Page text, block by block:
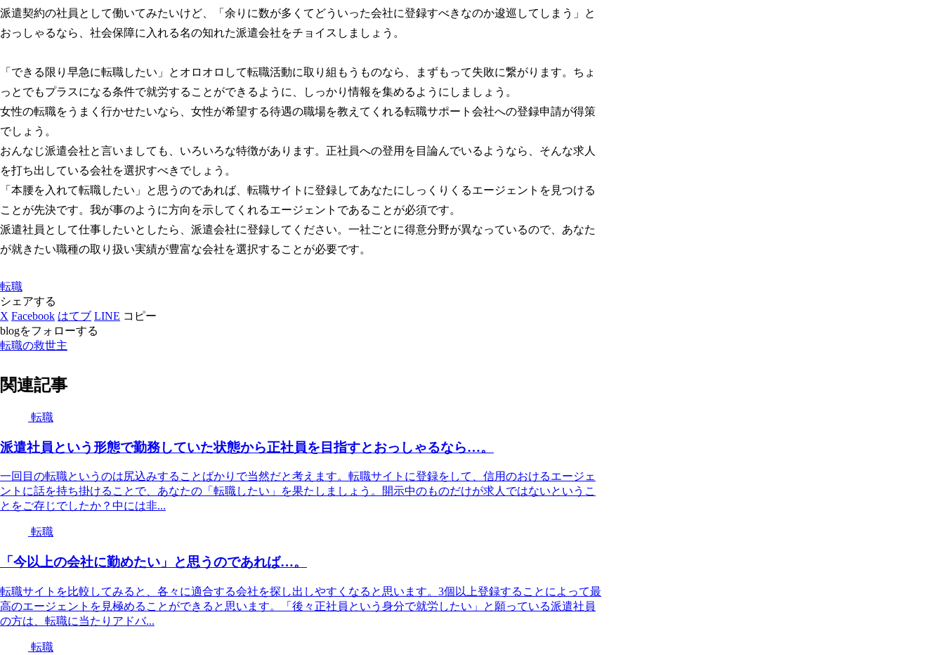
派遣契約の社員として働いてみたいけど、「余りに数が多くてどういった会社に登録すべきなのか逡巡してしまう」と
おっしゃるなら、社会保障に入れる名の知れた派遣会社をチョイスしましょう。
「できる限り早急に転職したい」とオロオロして転職活動に取り組もうものなら、まずもって失敗に繋がります。ちょ
っとでもプラスになる条件で就労することができるように、しっかり情報を集めるようにしましょう。
女性の転職をうまく行かせたいなら、女性が希望する待遇の職場を教えてくれる転職サポート会社への登録申請が得策
でしょう。
おんなじ派遣会社と言いましても、いろいろな特徴があります。正社員への登用を目論んでいるようなら、そんな求人
を打ち出している会社を選択すべきでしょう。
「本腰を入れて転職したい」と思うのであれば、転職サイトに登録してあなたにしっくりくるエージェントを見つける
ことが先決です。我が事のように方向を示してくれるエージェントであることが必須です。
派遣社員として仕事したいとしたら、派遣会社に登録してください。一社ごとに得意分野が異なっているので、あなた
が就きたい職種の取り扱い実績が豊富な会社を選択することが必要です。
転職
シェアする
X Facebook はてブ LINE コピー
blogをフォローする
転職の救世主
関連記事
転職
派遣社員という形態で勤務していた状態から正社員を目指すとおっしゃるなら…。
一回目の転職というのは尻込みすることばかりで当然だと考えます。転職サイトに登録をして、信用のおけるエージェ
ントに話を持ち掛けることで、あなたの「転職したい」を果たしましょう。開示中のものだけが求人ではないというこ
とをご存じでしたか？中には非...
転職
「今以上の会社に勤めたい」と思うのであれば…。
転職サイトを比較してみると、各々に適合する会社を探し出しやすくなると思います。3個以上登録することによって最
高のエージェントを見極めることができると思います。「後々正社員という身分で就労したい」と願っている派遣社員
の方は、転職に当たりアドバ...
転職